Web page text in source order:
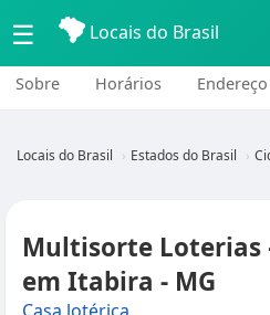
☰ Locais do Brasil
Sobre Horários Endereço
Locais do Brasil Estados do Brasil
Multisorte Loterias
em Itabira - MG